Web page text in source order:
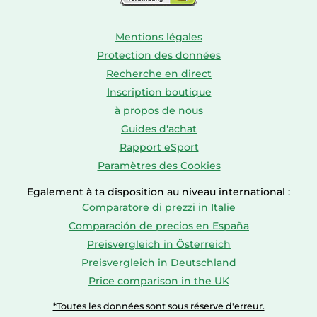
Mentions légales
Protection des données
Recherche en direct
Inscription boutique
à propos de nous
Guides d'achat
Rapport eSport
Paramètres des Cookies
Egalement à ta disposition au niveau international :
Comparatore di prezzi in Italie
Comparación de precios en España
Preisvergleich in Österreich
Preisvergleich in Deutschland
Price comparison in the UK
*Toutes les données sont sous réserve d'erreur.